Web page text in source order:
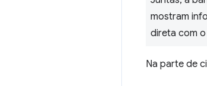
mostram
direta com
Na parte de